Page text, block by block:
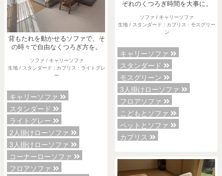
背もたれを動かせるソファで、そ
の時々で自由なくつろぎ方を。
ソファ / キャリーソファ
生地 / スタンダード : カプリス : ライトグレ
ー
キャリーソファ
スタンダード
ライトグレー
2人掛けローソファ
3人掛けローソファ
コーナーローソファ
フロアソファ
ぞれのくつろぎ時間を大事に。
ソファ / キャリーソファ
生地 / スタンダード : カプリス : モスグリー
ン
キャリーソファ
スタンダード
モスグリーン
3人掛けローソファ
フロアソファ
こどもとソファ
ペットとソファ
カプリス